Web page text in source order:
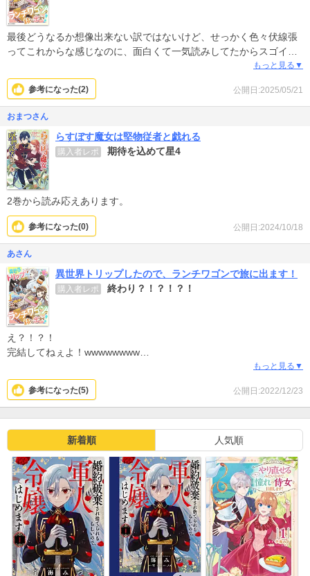
最後どうなるか想像出来ない訳ではないけど、せっかく色々伏線張
ってこれからな感じなのに、面白くて一気読みしてたからスゴイ残
もっと見る▼
公開日:2025/05/21
参考になった(2)
おまつさん
らすぼす魔女は堅物従者と戯れる
購入者レポ 期待を込めて星4
2巻から読み応えあります。
公開日:2024/10/18
参考になった(0)
あさん
異世界トリップしたので、ランチワゴンで旅に出ます！
購入者レポ 終わり？！？！？！
え？！？！
完結してねぇよ！wwwwwwww
真相知りたければ小説へ的な？？？
話はまぁ普通ですが…えーーーーー……
某飲兵衛女子2人組の異世界転移聖女が出てくる漫画みたい……
もっと見る▼
公開日:2022/12/23
参考になった(5)
新着順 人気順